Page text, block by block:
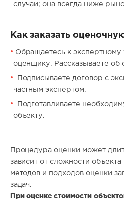
случаи; она всегда ниже
Как заказать
Обращаетесь к
оценщику. Рассказываете об
Подписываете договор с
частным экспертом.
Подготавливаете
объекту.
Процедура оценки может
зависит от сложности
методов и подходов оценки
задач.
При оценке стоимости